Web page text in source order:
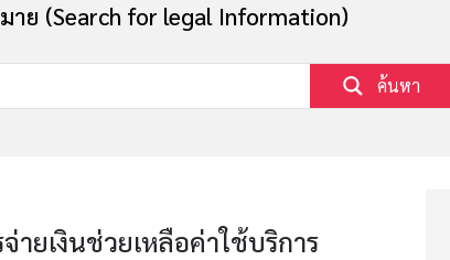
ย (Search for legal Information)
ค้นหา
ยเงินช่วยเหลือค่าใช้บริการ